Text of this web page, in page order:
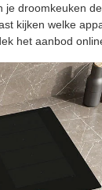
je droomkeuken
kijken welke
het aanbod